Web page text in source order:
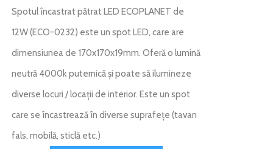
Spotul încastrat pătrat LED ECOPLANET de
12W (ECO-0232) este un spot LED, care are
dimensiunea de 170x170x19mm. Oferă o lumină
neutră 4000k puternică și poate să ilumineze
diverse locuri / locații de interior. Este un spot
care se încastrează în diverse suprafețe (tavan
fals, mobilă, sticlă etc.)